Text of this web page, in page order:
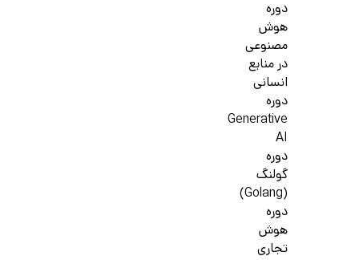
دوره
هوش
مصنوعی
در منابع
انسانی
دوره
Generative
AI
دوره
گولنگ
(Golang)
دوره
هوش
تجاری